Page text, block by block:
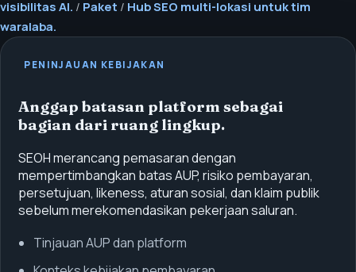
visibilitas AI. / Paket / Hub SEO multi-lokasi untuk tim
waralaba.
PENINJAUAN KEBIJAKAN
Anggap batasan platform sebagai
bagian dari ruang lingkup.
SEOH merancang pemasaran dengan
mempertimbangkan batas AUP, risiko pembayaran,
persetujuan, likeness, aturan sosial, dan klaim publik
sebelum merekomendasikan pekerjaan saluran.
Tinjauan AUP dan platform